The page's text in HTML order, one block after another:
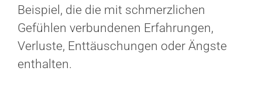
Beispiel, die die mit schmerzlichen
Gefühlen verbundenen Erfahrungen,
Verluste, Enttäuschungen oder Ängste
enthalten.